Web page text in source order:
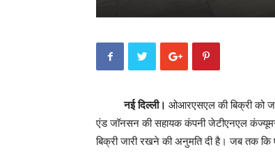
नई दिल्ली। ओआरएसएल की बिक्री को
एंड जॉनसन की सहायक कंपनी जेटीएनएल
बिक्री जारी रखने की अनुमति दी है। जब तक